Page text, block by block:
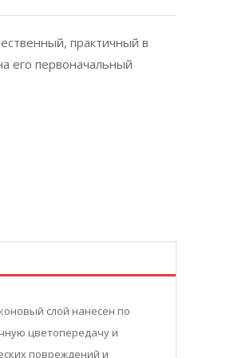
практичный в
его первоначальный
слой нанесен по
цветопередачу и
повреждений и